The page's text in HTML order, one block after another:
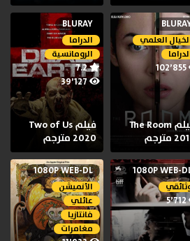
العلمي
102٬855
فيلم The Room
مترجم
BLURAY
الدراما
الرومانسية
7.2
39٬127
فيلم Two of Us
2020 مترجم
1080P WEB-
5٬712
1080P WEB-DL
الأنميشن
عائلي
فانتازيا
مغامرات